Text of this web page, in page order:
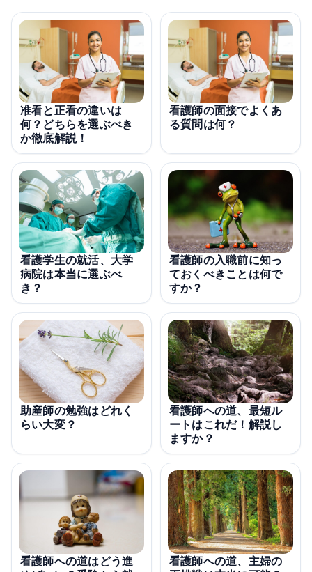
准看と正看の違いは
何？どちらを選ぶべき
か徹底解説！
看護師の面接でよくあ
る質問は何？
看護学生の就活、大学
病院は本当に選ぶべ
き？
看護師の入職前に知っ
ておくべきことは何で
すか？
助産師の勉強はどれく
らい大変？
看護師への道、最短ル
ートはこれだ！解説し
ますか？
看護師への道はどう進
看護師への道、主婦の